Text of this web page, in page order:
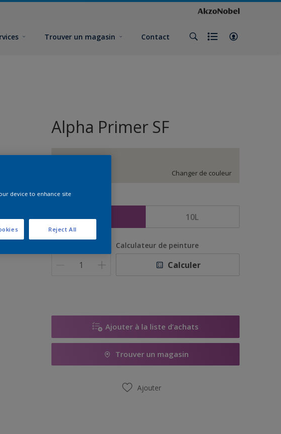
Trouver un magasin Contact
Alpha Primer SF
Changer de couleur
5L 10L
Calculateur de peinture
Calculer
Ajouter à la liste d’achats
Trouver un magasin
Ajouter
device to enhance site
Reject All